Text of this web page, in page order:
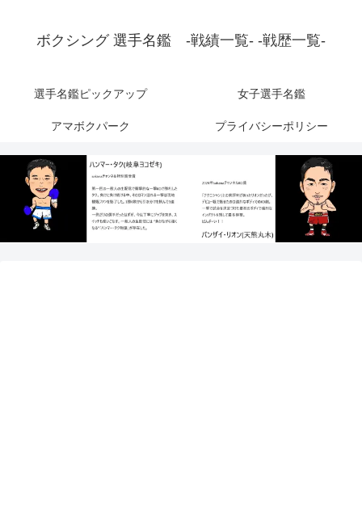
ボクシング 選手名鑑 -戦績一覧- -戦歴一覧-
選手名鑑ピックアップ 女子選手名鑑
アマボクパーク プライバシーポリシー